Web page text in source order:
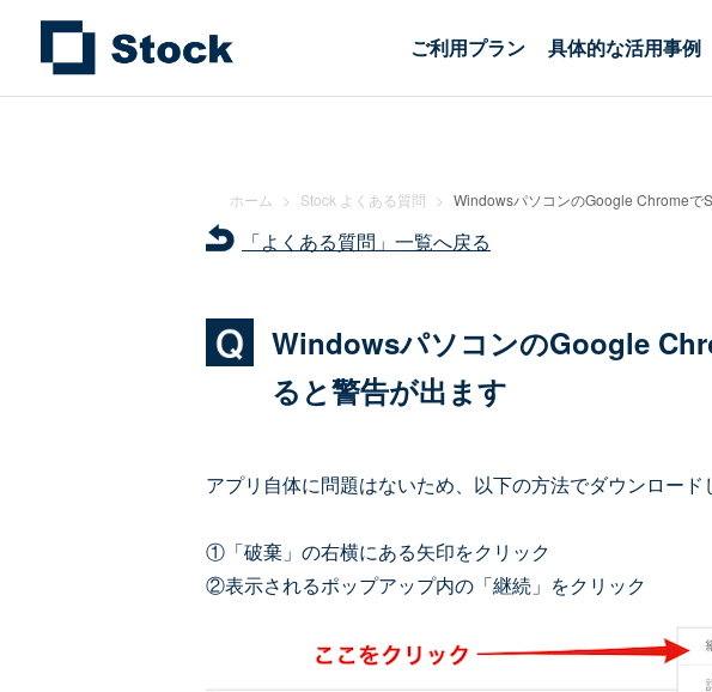
ご利用プラン 具体的な活用事例
ホーム > Stock よくある質問 > WindowsパソコンのGoogle Chromeで
「よくある質問」一覧へ戻る
WindowsパソコンのGoogle
ると警告が出ます
アプリ自体に問題はないため、以下の方法でダウンロード
①「破棄」の右横にある矢印をクリック
②表示されるポップアップ内の「継続」をクリック